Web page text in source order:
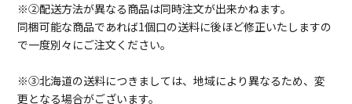
※②配送方法が異なる商品は同時注文が出来かねます。
同梱可能な商品であれば1個口の送料に後ほど修正いたしますの
で一度別々にご注文ください。
※③北海道の送料につきましては、地域により異なるため、変
更となる場合がございます。